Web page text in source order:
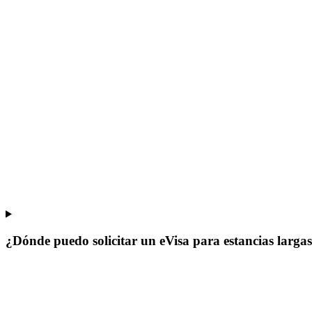
¿Dónde puedo solicitar un eVisa para estancias